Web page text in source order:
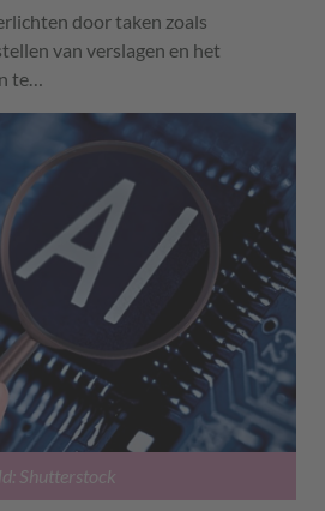
door taken zoals
van verslagen en het
te…
Shutterstock